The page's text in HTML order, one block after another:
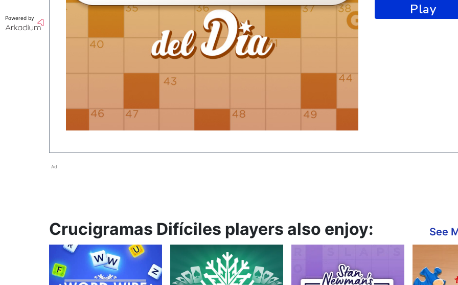
Powered by
Play
Ad
Crucigramas Difíciles players also enjoy: See